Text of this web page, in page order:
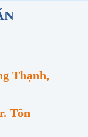
Thạnh,
Tôn